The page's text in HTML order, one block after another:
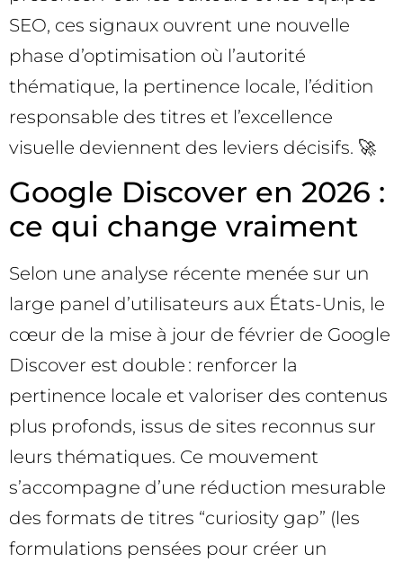
SEO, ces signaux ouvrent une nouvelle
phase d’optimisation où l’autorité
thématique, la pertinence locale, l’édition
responsable des titres et l’excellence
visuelle deviennent des leviers décisifs. 🚀
Google Discover en 2026 :
ce qui change vraiment
Selon une analyse récente menée sur un
large panel d’utilisateurs aux États-Unis, le
cœur de la mise à jour de février de Google
Discover est double : renforcer la
pertinence locale et valoriser des contenus
plus profonds, issus de sites reconnus sur
leurs thématiques. Ce mouvement
s’accompagne d’une réduction mesurable
des formats de titres “curiosity gap” (les
formulations pensées pour créer un